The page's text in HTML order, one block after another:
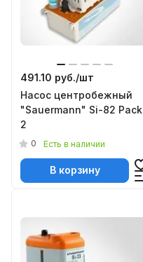
491.10 руб./шт
Насос центробежный
"Sauermann" Si-82 Pack
2
0 Есть в наличии
В корзину